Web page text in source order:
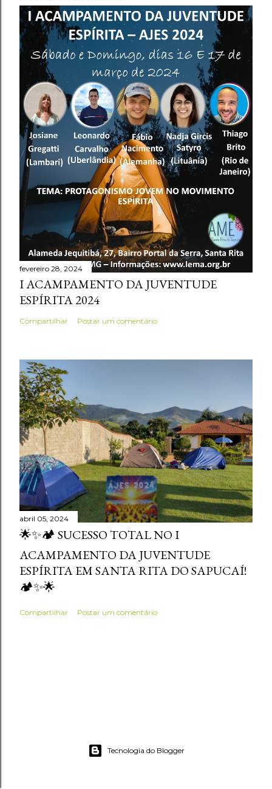
fevereiro 28, 2024
I ACAMPAMENTO DA JUVENTUDE
ESPÍRITA 2024
Compartilhar Postar um comentário
abril 05, 2024
🌟✨🏕️ SUCESSO TOTAL NO I
ACAMPAMENTO DA JUVENTUDE
ESPÍRITA EM SANTA RITA DO SAPUCAÍ!
🏕️✨🌟
Compartilhar Postar um comentário
Tecnologia do Blogger